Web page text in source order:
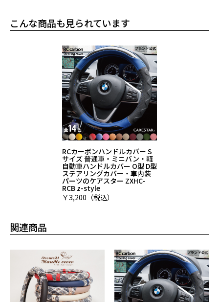
こんな商品も見られています
RCカーボンハンドルカバー S
サイズ 普通車・ミニバン・軽
自動車ハンドルカバー O型 D型
ステアリングカバー・車内装
パーツのケアスター ZXHC-
RCB z-style
￥3,200（税込）
関連商品